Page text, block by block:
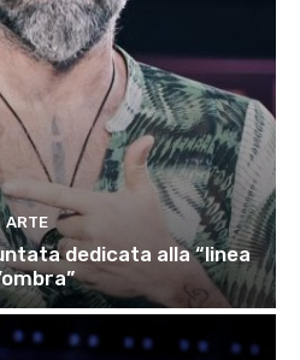
ARTE
dedicata alla “linea